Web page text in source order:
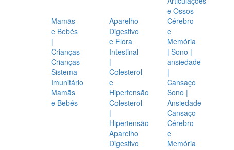
e Ossos
Mamãs
e Bebés
|
Crianças
Crianças
Sistema
Imunitário
Mamãs
e Bebés
Aparelho
Digestivo
e Flora
Intestinal
|
Colesterol
e
Hipertensão
Colesterol
|
Hipertensão
Aparelho
Digestivo
Cérebro
e
Memória
| Sono |
ansiedade
|
Cansaço
Sono |
Ansiedade
Cansaço
Cérebro
e
Memória